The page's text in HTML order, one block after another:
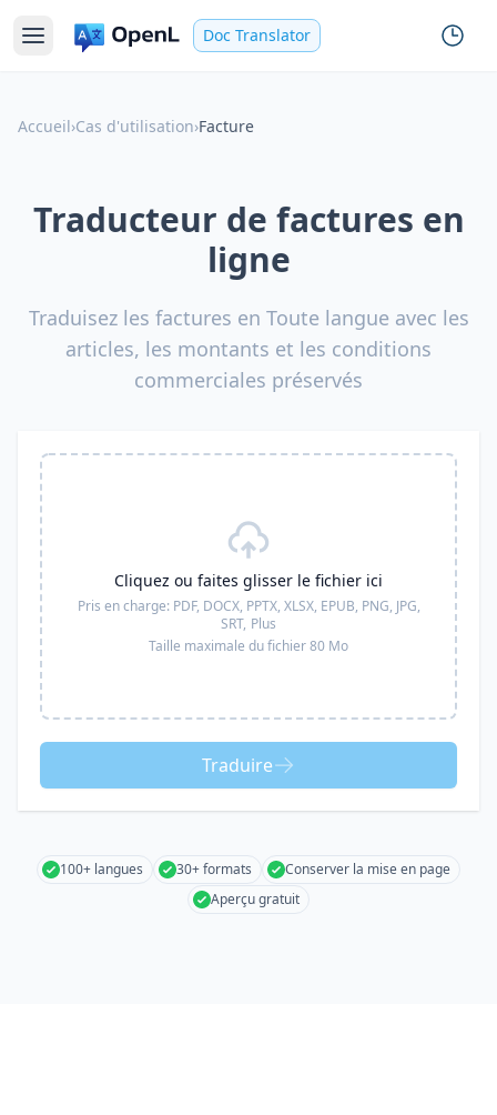
Doc Translator
Accueil›Cas d'utilisation›Facture
Traducteur de factures en
ligne
Traduisez les factures en Toute langue avec les
articles, les montants et les conditions
commerciales préservés
Cliquez ou faites glisser le fichier ici
Pris en charge: PDF, DOCX, PPTX, XLSX, EPUB, PNG, JPG,
SRT, Plus
Taille maximale du fichier 80 Mo
Traduire
100+ langues 30+ formats
Conserver la mise en page
Aperçu gratuit